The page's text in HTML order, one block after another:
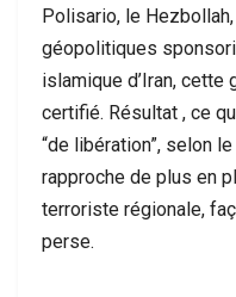
Polisario, le
géopolitiques
islamique d’Iran, cette
certifié. Résultat , ce
“de libération”, selon
rapproche de plus en
terroriste régionale,
perse.